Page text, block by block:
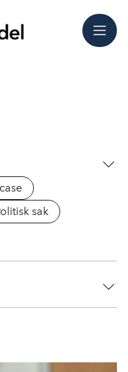
Meny
sak